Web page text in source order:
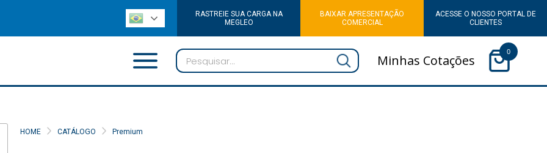
RASTREIE SUA CARGA NA
MEGLEO
BAIXAR APRESENTAÇÃO
COMERCIAL
ACESSE O NOSSO PORTAL DE
CLIENTES
Minhas Cotações
0
HOME CATÁLOGO Premium